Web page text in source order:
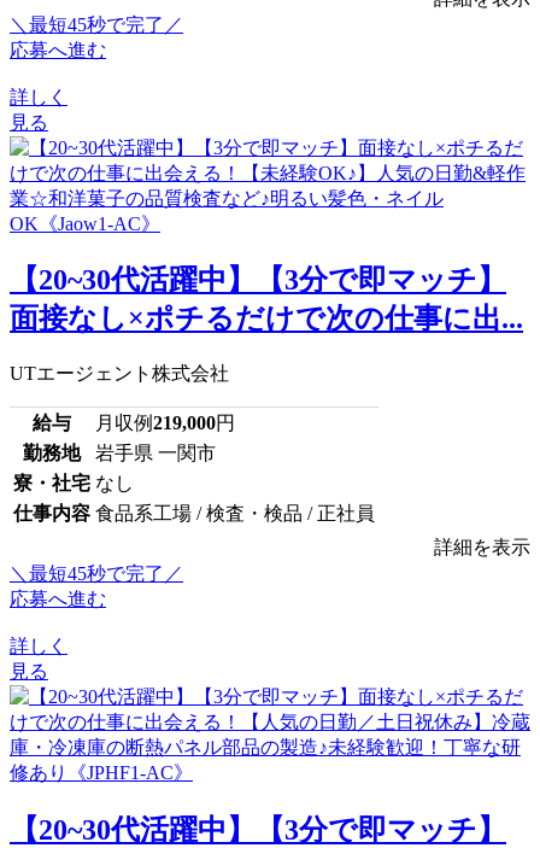
＼最短45秒で完了／
応募へ進む
詳しく
見る
【20~30代活躍中】【3分で即マッチ】
面接なし×ポチるだけで次の仕事に出...
UTエージェント株式会社
給与 月収例219,000円
勤務地
岩手県 一関市
寮・社宅 なし
仕事内容 食品系工場 / 検査・検品 / 正社員
詳細を表示
＼最短45秒で完了／
応募へ進む
詳しく
見る
【20~30代活躍中】【3分で即マッチ】